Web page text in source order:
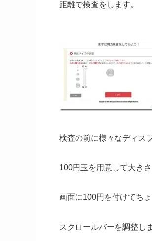
距離で検査をします。
検査の前に様々なディス
100円玉を用意して大きさ
画面に100円を付けてち
スクロールバーを調整し